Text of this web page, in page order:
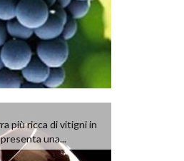
più ricca di vitigni in
una...